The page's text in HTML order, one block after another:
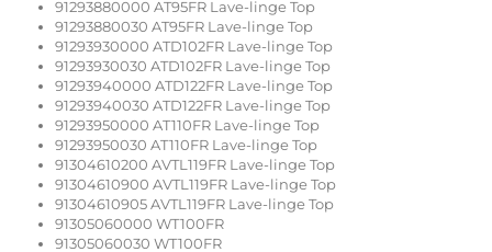
91293880000 AT95FR Lave-linge Top
91293880030 AT95FR Lave-linge Top
91293930000 ATD102FR Lave-linge Top
91293930030 ATD102FR Lave-linge Top
91293940000 ATD122FR Lave-linge Top
91293940030 ATD122FR Lave-linge Top
91293950000 AT110FR Lave-linge Top
91293950030 AT110FR Lave-linge Top
91304610200 AVTL119FR Lave-linge Top
91304610900 AVTL119FR Lave-linge Top
91304610905 AVTL119FR Lave-linge Top
91305060000 WT100FR
91305060030 WT100FR